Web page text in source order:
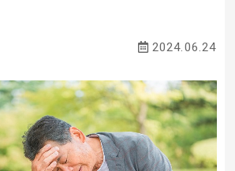
2024.06.24